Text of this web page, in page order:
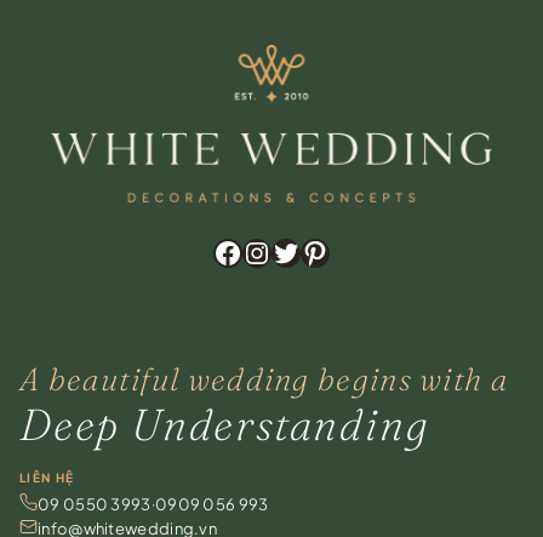
Facebook
Instagram
Twitter
Pinterest
A beautiful wedding begins with a
Deep Understanding
LIÊN HỆ
09 0550 3993 ·0909 056 993
info@whitewedding.vn
Zalo
Chat trực tiếp
WhatsApp
For overseas clients
Instagram
Chat ngay